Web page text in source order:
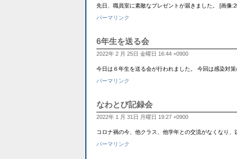
先日、職員室に素敵なプレゼントが届きました。 [画像
パーマリンク
6年生を送る会
2022年 2 月 25日 金曜日 16:44 +0900
今日は６年生を送る会が行われました。 今回は感染対
パーマリンク
なわとび記録会
2022年 1 月 31日 月曜日 19:27 +0900
コロナ禍の今、他クラス、他学年との交流がなくなり
パーマリンク